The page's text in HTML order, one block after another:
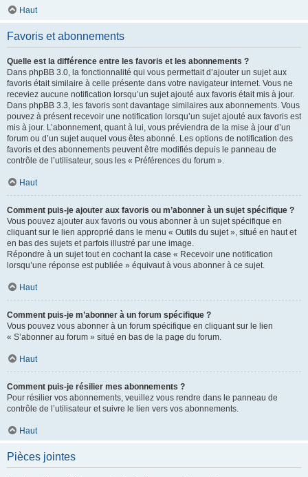
Haut
Favoris et abonnements
Quelle est la différence entre les favoris et les abonnements ?
Dans phpBB 3.0, la fonctionnalité qui vous permettait d’ajouter un sujet aux
favoris était similaire à celle présente dans votre navigateur internet. Vous ne
receviez aucune notification lorsqu’un sujet ajouté aux favoris était mis à jour.
Dans phpBB 3.3, les favoris sont davantage similaires aux abonnements. Vous
pouvez à présent recevoir une notification lorsqu’un sujet ajouté aux favoris est
mis à jour. L’abonnement, quant à lui, vous préviendra de la mise à jour d’un
forum ou d’un sujet auquel vous êtes abonné. Les options de notification des
favoris et des abonnements peuvent être modifiés depuis le panneau de
contrôle de l’utilisateur, sous les « Préférences du forum ».
Haut
Comment puis-je ajouter aux favoris ou m’abonner à un sujet spécifique ?
Vous pouvez ajouter aux favoris ou vous abonner à un sujet spécifique en
cliquant sur le lien approprié dans le menu « Outils du sujet », situé en haut et
en bas des sujets et parfois illustré par une image.
Répondre à un sujet tout en cochant la case « Recevoir une notification
lorsqu’une réponse est publiée » équivaut à vous abonner à ce sujet.
Haut
Comment puis-je m’abonner à un forum spécifique ?
Vous pouvez vous abonner à un forum spécifique en cliquant sur le lien
« S’abonner au forum » situé en bas de la page du forum.
Haut
Comment puis-je résilier mes abonnements ?
Pour résilier vos abonnements, veuillez vous rendre dans le panneau de
contrôle de l’utilisateur et suivre le lien vers vos abonnements.
Haut
Pièces jointes